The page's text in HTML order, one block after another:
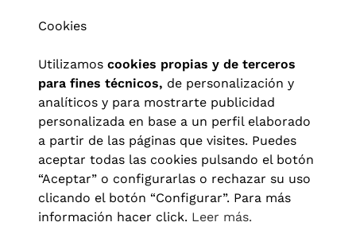
Aviso legal| Política de privacidad Términos y condiciones
Política de cookies|Configuración de cookies
Cookies
Utilizamos cookies propias y de terceros
para fines técnicos, de personalización y
analíticos y para mostrarte publicidad
personalizada en base a un perfil elaborado
a partir de las páginas que visites. Puedes
aceptar todas las cookies pulsando el botón
“Aceptar” o configurarlas o rechazar su uso
clicando el botón “Configurar”. Para más
información hacer click. Leer más.